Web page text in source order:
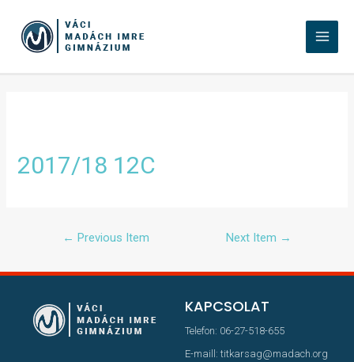
2017/18 12C
← Previous Item Next Item →
KAPCSOLAT
Telefon: 06-27-518-655
E-maill: titkarsag@madach.org